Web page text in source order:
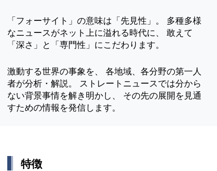
「フォーサイト」の意味は「先見性」。 多種多様
なニュースがネット上に溢れる時代に、 敢えて
「深さ」と「専門性」にこだわります。
激動する世界の事象を、 各地域、各分野の第一人
者が分析・解説。 ストレートニュースでは分から
ない背景事情を解き明かし、 その先の展開を見通
すための情報を発信します。
特徴